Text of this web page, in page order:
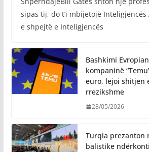
sipas tij, do t’i mbijetojë
e shpejtë e Inteligjencës
Bashkimi
kompaninë
euro, lejoi shitjen
rrezikshme
28/05/2026
Turqia prezanton
balistike